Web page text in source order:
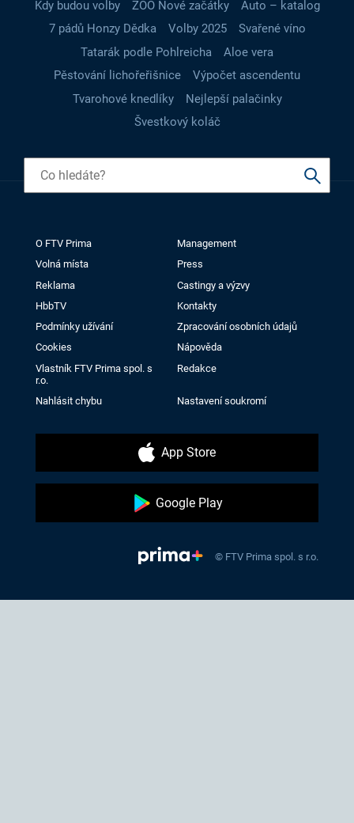
Kdy budou volby
ZOO Nové začátky
Auto – katalog
7 pádů Honzy Dědka
Volby 2025
Svařené víno
Tatarák podle Pohlreicha
Aloe vera
Pěstování lichořeřišnice
Výpočet ascendentu
Tvarohové knedlíky
Nejlepší palačinky
Švestkový koláč
O FTV Prima
Management
Volná místa
Press
Reklama
Castingy a výzvy
HbbTV
Kontakty
Podmínky užívání
Zpracování osobních údajů
Cookies
Nápověda
Vlastník FTV Prima spol. s
r.o.
Redakce
Nahlásit chybu Nastavení soukromí
App Store
Google Play
© FTV Prima spol. s r.o.